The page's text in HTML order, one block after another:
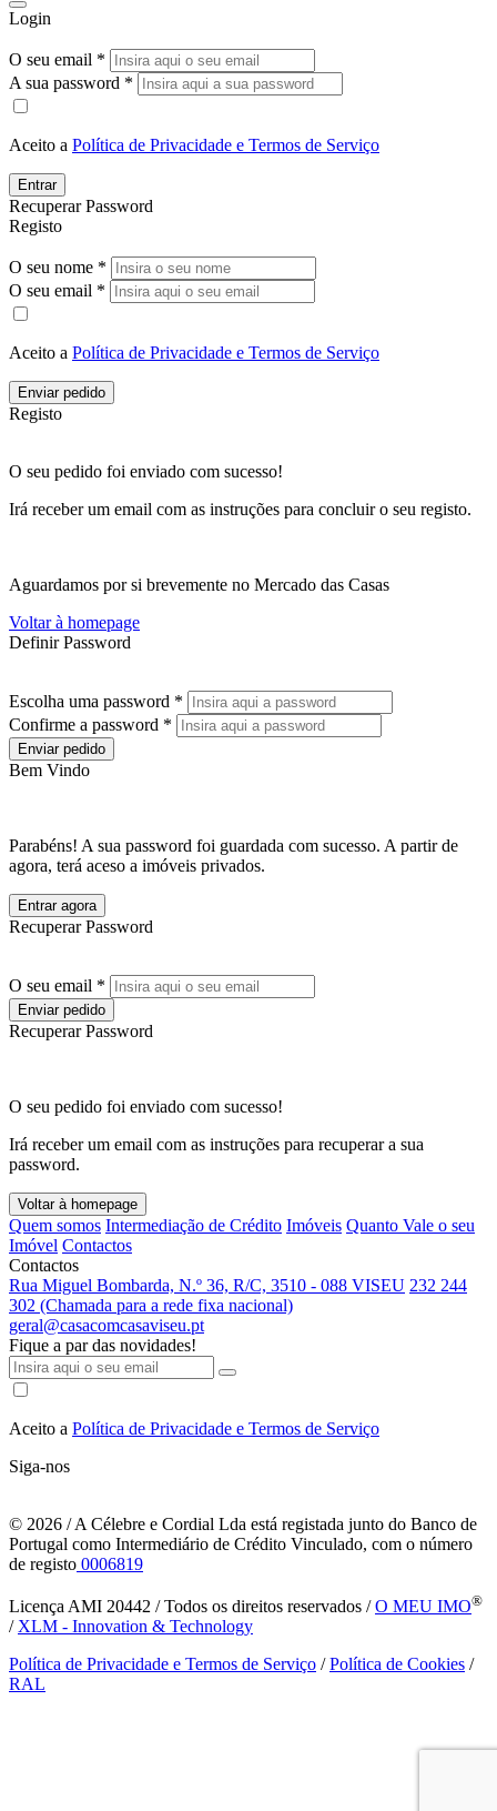
Login
O seu email *
A sua password *
Aceito a Política de Privacidade e Termos de Serviço
Entrar
Recuperar Password
Registo
O seu nome *
O seu email *
Aceito a Política de Privacidade e Termos de Serviço
Enviar pedido
Registo
O seu pedido foi enviado com sucesso!
Irá receber um email com as instruções para concluir o seu registo.
Aguardamos por si brevemente no Mercado das Casas
Voltar à homepage
Definir Password
Escolha uma password *
Confirme a password *
Enviar pedido
Bem Vindo
Parabéns! A sua password foi guardada com sucesso. A partir de
agora, terá aceso a imóveis privados.
Entrar agora
Recuperar Password
O seu email *
Enviar pedido
Recuperar Password
O seu pedido foi enviado com sucesso!
Irá receber um email com as instruções para recuperar a sua
password.
Voltar à homepage
Quem somos Intermediação de Crédito Imóveis Quanto Vale o seu
Imóvel Contactos
Contactos
Rua Miguel Bombarda, N.º 36, R/C, 3510 - 088 VISEU 232 244
302 (Chamada para a rede fixa nacional)
geral@casacomcasaviseu.pt
Fique a par das novidades!
Aceito a Política de Privacidade e Termos de Serviço
Siga-nos
© 2026 / A Célebre e Cordial Lda está registada junto do Banco de
Portugal como Intermediário de Crédito Vinculado, com o número
de registo 0006819
Licença AMI 20442 / Todos os direitos reservados /O MEU IMO®
/ XLM - Innovation & Technology
Política de Privacidade e Termos de Serviço /Política de Cookies /
RAL